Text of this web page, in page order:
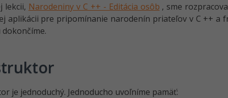
lekcii, Narodeniny v C ++ - Editácia osôb , sme
aplikácii pre pripomínanie narodenín priateľov v C ++ a
dokončíme.
je jednoduchý. Jednoducho uvoľníme pamäť: